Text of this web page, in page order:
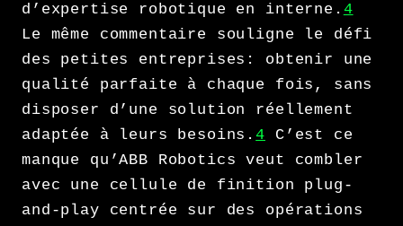
d’expertise robotique en interne. 4
Le même commentaire souligne le défi
des petites entreprises: obtenir une
qualité parfaite à chaque fois, sans
disposer d’une solution réellement
adaptée à leurs besoins.4 C’est ce
manque qu’ABB Robotics veut combler
avec une cellule de finition plug-
and-play centrée sur des opérations